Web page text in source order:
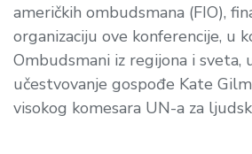
američkih ombudsmana (FIO),
organizaciju ove konferencije, u
Ombudsmani iz regijona i sveta,
učestvovanje gospođe Kate
visokog komesara UN-a za